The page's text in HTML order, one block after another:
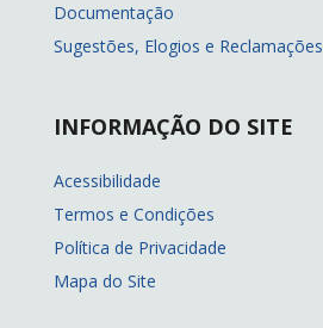
Documentação
Sugestões, Elogios e Reclamações
INFORMAÇÃO DO SITE
Acessibilidade
Termos e Condições
Política de Privacidade
Mapa do Site